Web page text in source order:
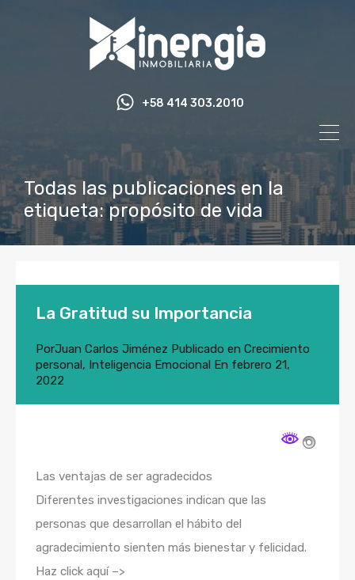
+58 414 303.2010
Todas las publicaciones en la
etiqueta: propósito de vida
La Gratitud su Importancia
PorJuan Carlos Jiménez Publicado en Crecimiento
personal, Inteligencia Emocional En febrero 21,
2022
Las ventajas de ser agradecidos
Diferentes investigaciones indican que las
personas que desarrollan el hábito del
agradecimiento sienten más bienestar y felicidad.
Haz click aquí –>